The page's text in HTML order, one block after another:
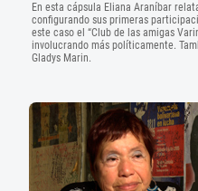
En esta cápsula Eliana Araníbar
configurando sus primeras
este caso el “Club de las amigas
involucrando más políticamente.
Gladys Marin.